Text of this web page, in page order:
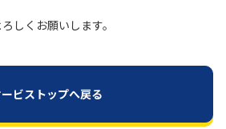
り
しくお願いします。
ビストップへ戻る